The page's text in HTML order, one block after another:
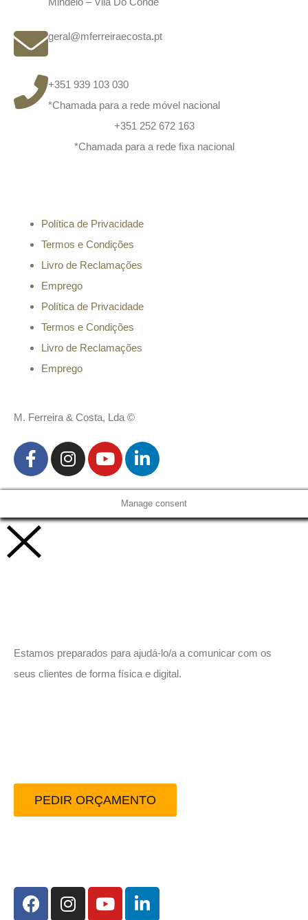
geral@mferreiraecosta.pt
+351 939 103 030
*Chamada para a rede móvel nacional
+351 252 672 163
*Chamada para a rede fixa nacional
Política de Privacidade
Termos e Condições
Livro de Reclamações
Emprego
Política de Privacidade
Termos e Condições
Livro de Reclamações
Emprego
M. Ferreira & Costa, Lda ©
Manage consent
Estamos preparados para ajudá-lo/a a comunicar com os
seus clientes de forma física e digital.
PEDIR ORÇAMENTO